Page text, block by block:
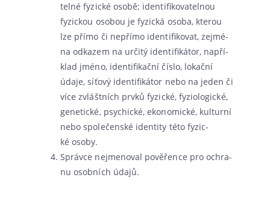
tel­né fyzic­ké oso­bě; iden­ti­fi­ko­va­tel­nou
fyzic­kou oso­bou je fyzic­ká oso­ba, kte­rou
lze pří­mo či nepří­mo iden­ti­fi­ko­vat, zejmé­
na odka­zem na urči­tý iden­ti­fi­ká­tor, napří­
klad jmé­no, iden­ti­fi­kač­ní čís­lo, lokač­ní
úda­je, síťo­vý iden­ti­fi­ká­tor nebo na jeden či
více zvlášt­ních prv­ků fyzic­ké, fyzi­o­lo­gic­ké,
gene­tic­ké, psy­chic­ké, eko­no­mic­ké, kul­tur­ní
nebo spo­le­čen­ské iden­ti­ty této fyzic­
ké osoby.
Správce nejme­no­val pově­řen­ce pro ochra­
nu osob­ních údajů.